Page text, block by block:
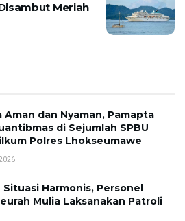
Meriah
Aman dan Nyaman, Pamapta
di Sejumlah SPBU
Polres Lhokseumawe
Situasi Harmonis, Personel
Mulia Laksanakan Patroli